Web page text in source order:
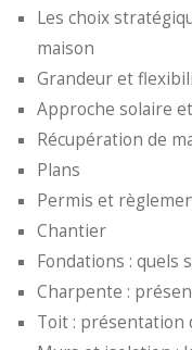
Les choix
maison
Grandeur et
Approche solaire
Récupération de
Plans
Permis et
Chantier
Fondations : quels
Charpente :
Toit : présentation